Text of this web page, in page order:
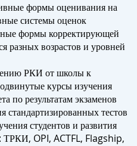
формы оценивания на
системы оценок
формы корректирующей
разных возрастов и уровней
РКИ от школы к
курсы изучения
по результатам экзаменов
стандартизированных тестов
студентов и развития
ТРКИ, OPI, ACTFL, Flagship,